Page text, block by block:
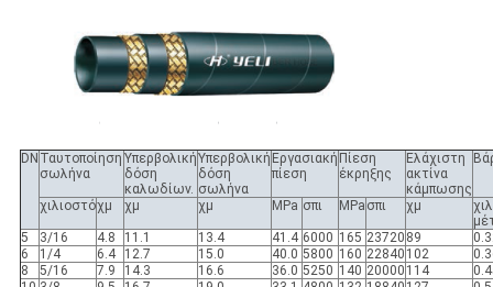
DN Ταυτοποίηση
σωλήνα
Υπερβολική
δόση
καλωδίων.
Υπερβολική
δόση
σωλήνα
Εργασιακή
πίεση
Πίεση
έκρηξης
Ελάχιστη
ακτίνα
κάμπωσης
χιλιοστόχμ χμ χμ MPa σπι MPa σπι χμ
5
3/16 4.8 11.1 13.4 41.4 6000 165 23720 89
6
1/4 6.4 12.7 15.0 40.0 5800 160 22840 102
8
5/16 7.9 14.3 16.6 36.0 5250 140 20000 114